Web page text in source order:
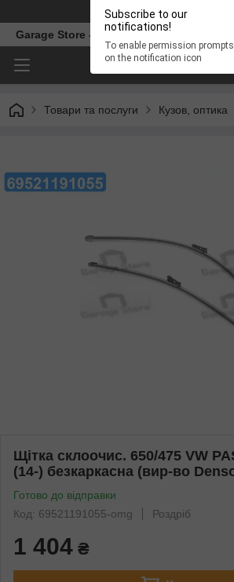
Subscribe to our
notifications!
To enable permission
on the notification icon
Телефон
Garage Store – інтернет магазин
Товари та послуги Кузов, оптика
Щітка склоочис. 650/475 VW
(14-) безкаркасна (вир-во
Готово до відправки
Код: 69521191055-omg
Роздріб
1 404 ₴